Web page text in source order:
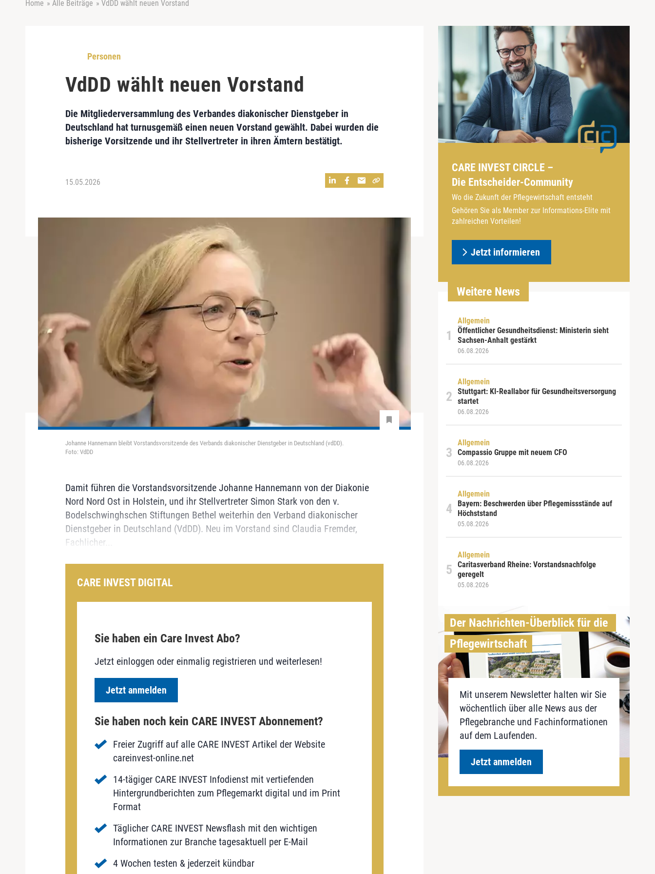
Home » Alle Beiträge » VdDD wählt neuen Vorstand
Personen
VdDD wählt neuen Vorstand
Die Mitgliederversammlung des Verbandes diakonischer Dienstgeber in
Deutschland hat turnusgemäß einen neuen Vorstand gewählt. Dabei wurden die
bisherige Vorsitzende und ihr Stellvertreter in ihren Ämtern bestätigt.
15.05.2026
Johanne Hannemann bleibt Vorstandsvorsitzende des Verbands diakonischer Dienstgeber in Deutschland (vdDD).
Foto: VdDD
Damit führen die Vorstandsvorsitzende Johanne Hannemann von der Diakonie
Nord Nord Ost in Holstein, und ihr Stellvertreter Simon Stark von den v.
Bodelschwinghschen Stiftungen Bethel weiterhin den Verband diakonischer
Dienstgeber in Deutschland (VdDD). Neu im Vorstand sind Claudia Fremder,
Fachlicher...
CARE INVEST DIGITAL
Sie haben ein Care Invest Abo?
Jetzt einloggen oder einmalig registrieren und weiterlesen!
Jetzt anmelden
Sie haben noch kein CARE INVEST Abonnement?
Freier Zugriff auf alle CARE INVEST Artikel der Website
careinvest-online.net
14-tägiger CARE INVEST Infodienst mit vertiefenden
Hintergrundberichten zum Pflegemarkt digital und im Print
Format
Täglicher CARE INVEST Newsflash mit den wichtigen
Informationen zur Branche tagesaktuell per E-Mail
4 Wochen testen & jederzeit kündbar
CARE INVEST CIRCLE –
Die Entscheider-Community
Wo die Zukunft der Pflegewirtschaft entsteht
Gehören Sie als Member zur Informations-Elite mit
zahlreichen Vorteilen!
Jetzt informieren
Weitere News
Allgemein
Öffentlicher Gesundheitsdienst: Ministerin sieht
Sachsen-Anhalt gestärkt
06.08.2026
Allgemein
Stuttgart: KI-Reallabor für Gesundheitsversorgung
startet
06.08.2026
Allgemein
Compassio Gruppe mit neuem CFO
06.08.2026
Allgemein
Bayern: Beschwerden über Pflegemissstände auf
Höchststand
05.08.2026
Allgemein
Caritasverband Rheine: Vorstandsnachfolge
geregelt
05.08.2026
Der Nachrichten-Überblick für die
Pflegewirtschaft
Mit unserem Newsletter halten wir Sie
wöchentlich über alle News aus der
Pflegebranche und Fachinformationen
auf dem Laufenden.
Jetzt anmelden